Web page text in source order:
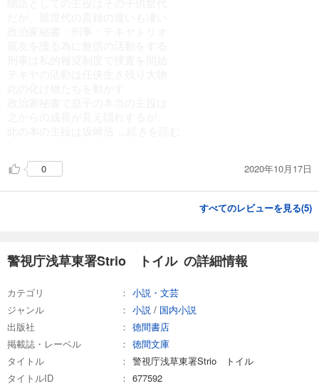
0 2020年10月17日
すべてのレビューを見る(5)
警視庁浅草東署Strio トイル の詳細情報
カテゴリ
小説・文芸
ジャンル
小説 / 国内小説
出版社
徳間書店
掲載誌・レーベル
徳間文庫
タイトル
警視庁浅草東署Strio トイル
タイトルID
677592